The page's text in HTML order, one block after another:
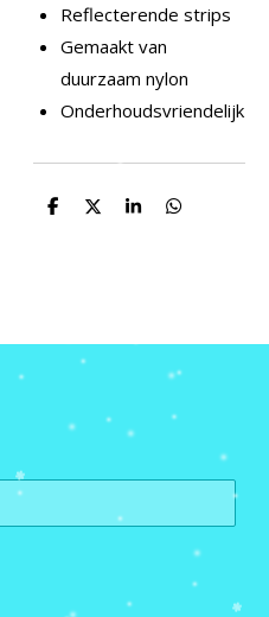
Reflecterende strips
Gemaakt van
duurzaam nylon
Onderhoudsvriendelijk
D
D
S
D